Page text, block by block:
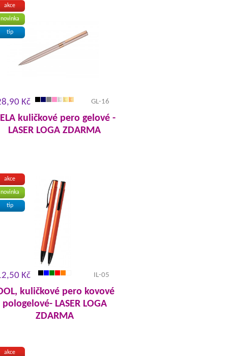
akce
novinka
tip
Kč GL-16
kuličkové pero gelové -
LASER LOGA ZDARMA
akce
novinka
tip
Kč IL-05
kuličkové pero kovové
pologelové- LASER LOGA
ZDARMA
akce